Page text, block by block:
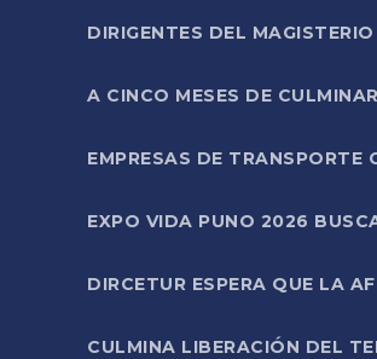
DIRIGENTES DEL
A CINCO MESES DE
EMPRESAS DE
EXPO VIDA PUNO 2026
DIRCETUR ESPERA QUE LA
CULMINA LIBERACIÓN DEL